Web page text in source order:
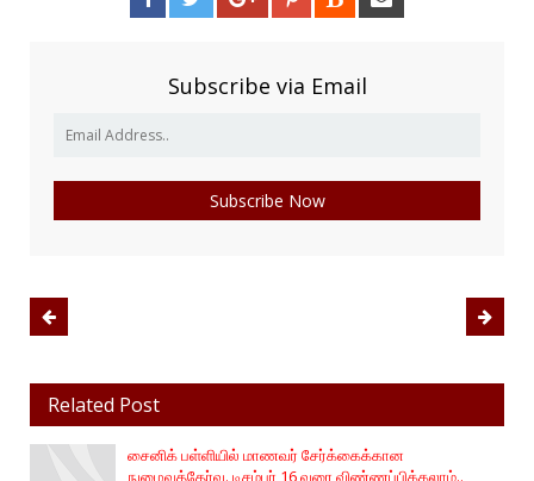
Subscribe via Email
Related Post
சைனிக் பள்ளியில் மாணவர் சேர்க்கைக்கான
நுழைவுத்தேர்வு. டிசம்பர் 16 வரை விண்ணப்பிக்கலாம்..